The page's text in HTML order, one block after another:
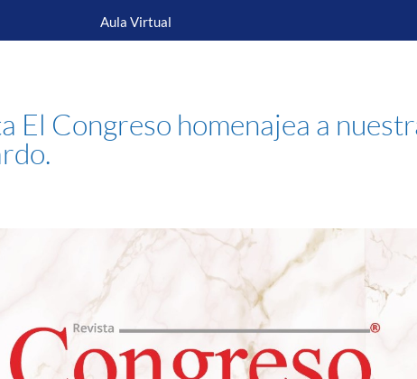
Aula Virtual
El Congreso homenajea a